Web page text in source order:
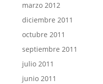
marzo 2012
diciembre 2011
octubre 2011
septiembre 2011
julio 2011
junio 2011